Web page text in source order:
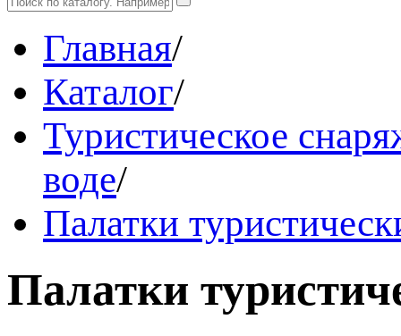
Главная/
Каталог/
Туристическое
воде/
Палатки
Палатки